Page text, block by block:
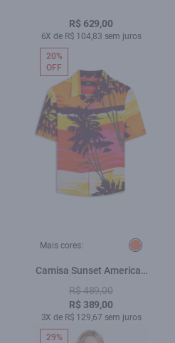
R$ 629,00
6X de R$ 104,83 sem juros
Mais cores:
Camisa Sunset American
Laranja
R$ 489,00
R$ 389,00
3X de R$ 129,67 sem juros
20%
OFF
29%